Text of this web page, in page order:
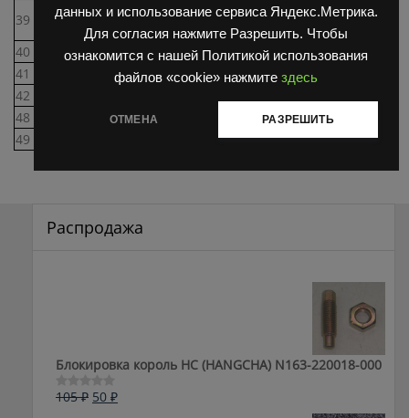
данных и использование сервиса Яндекс.Метрика.
Для согласия нажмите Разрешить. Чтобы
ознакомится с нашей Политикой использования
файлов «cookie» нажмите здесь
ОТМЕНА РАЗРЕШИТЬ
39
БДС 1238-75
Шпилька I М12х1,25-
6gх50(15/30)-8.8
4
40
БДС 744-83 Гайка М12х1,25
4
41
БДС 832-82 Cd Шайба 2-12Л
42
48
С31434163
49
Штанга 8
Распродажа
Блокировка король HC (HANGCHA) N163-220018-000
Оценка
105₽ Первоначальная
50 ₽Текущая